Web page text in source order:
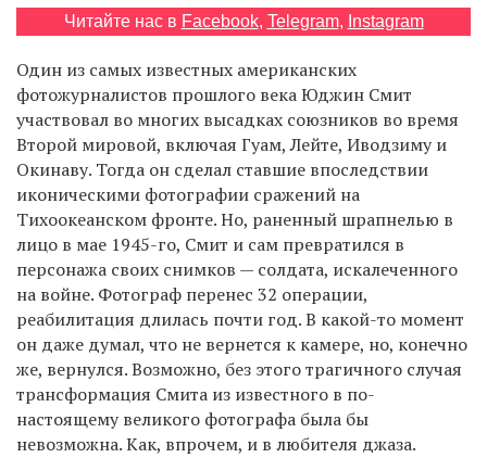
EN
UA
Читайте нас в Facebook, Telegram, Instagram
Один из самых известных американских
фотожурналистов прошлого века Юджин Смит
участвовал во многих высадках союзников во время
Второй мировой, включая Гуам, Лейте, Иводзиму и
Окинаву. Тогда он сделал ставшие впоследствии
иконическими фотографии сражений на
Тихоокеанском фронте. Но, раненный шрапнелью в
лицо в мае 1945-го, Смит и сам превратился в
персонажа своих снимков — солдата, искалеченного
на войне. Фотограф перенес 32 операции,
реабилитация длилась почти год. В какой-то момент
он даже думал, что не вернется к камере, но, конечно
же, вернулся. Возможно, без этого трагичного случая
трансформация Смита из известного в по-
настоящему великого фотографа была бы
невозможна. Как, впрочем, и в любителя джаза.